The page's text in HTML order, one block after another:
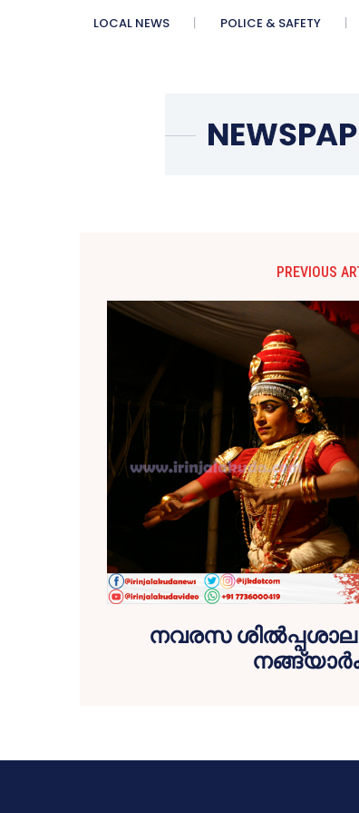
LOCAL NEWS POLICE & SAFETY
PREVIOUS
നവരസ